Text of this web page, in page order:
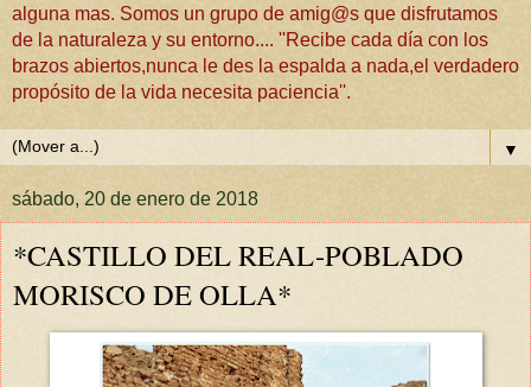
alguna mas. Somos un grupo de amig@s que disfrutamos
de la naturaleza y su entorno.... ''Recibe cada día con los
brazos abiertos,nunca le des la espalda a nada,el verdadero
propósito de la vida necesita paciencia''.
▼
sábado, 20 de enero de 2018
*CASTILLO DEL REAL-POBLADO
MORISCO DE OLLA*